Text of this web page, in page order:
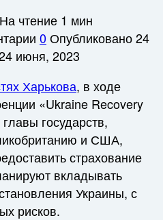
На чтение 1 мин
0Опубликовано24
июня, 2023
Харькова, в ходе
«Ukraine Recovery
государств,
и США,
страхование
вкладывать
Украины, с
рисков.